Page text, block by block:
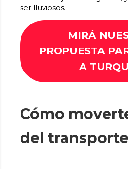
ser lluviosos.
MIRÁ
PROPUESTA
A
Cómo
del